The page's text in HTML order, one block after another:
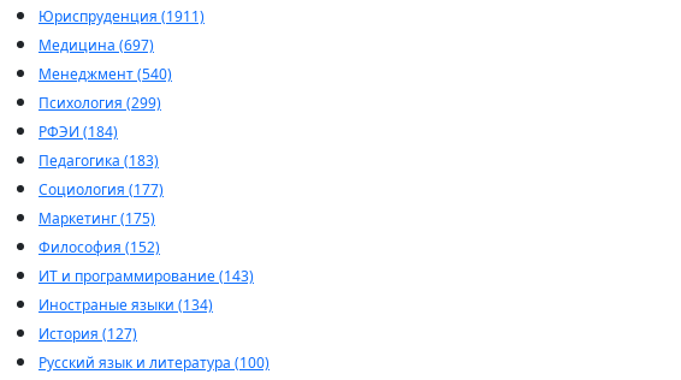
Юриспруденция (1911)
Медицина (697)
Менеджмент (540)
Психология (299)
РФЭИ (184)
Педагогика (183)
Социология (177)
Маркетинг (175)
Философия (152)
ИТ и программирование (143)
Иностраные языки (134)
История (127)
Русский язык и литература (100)